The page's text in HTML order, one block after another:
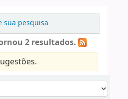
sua pesquisa
2 resultados.